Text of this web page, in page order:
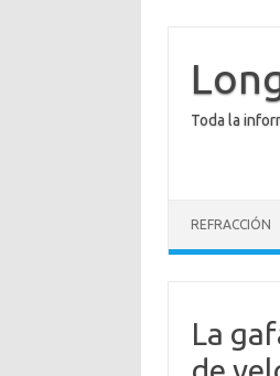
contenido
Toda la
REFRACCIÓN
La